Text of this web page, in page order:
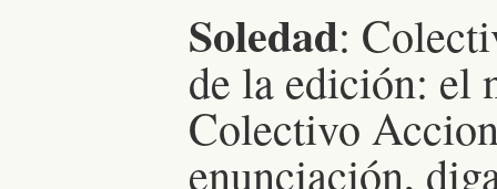
Soledad:
de la edición: el
Colectivo
enunciación,